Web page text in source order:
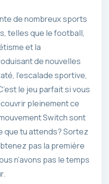
de nombreux sports
telles que le football,
et la
de nouvelles
l’escalade sportive,
le jeu parfait si vous
pleinement ce
Switch sont
que tu attends? Sortez
pas la première
n’avons pas le temps